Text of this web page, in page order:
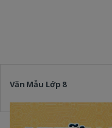
Văn Mẫu Lớp 8